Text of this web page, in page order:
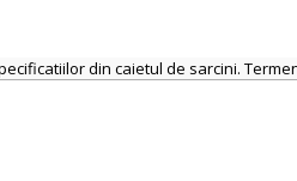
din caietul de sarcini.